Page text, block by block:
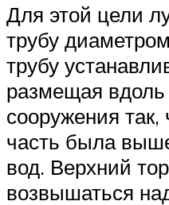
Для этой цели
трубу
трубу
размещая вдоль
сооружения
часть была
вод. Верхний
возвышаться